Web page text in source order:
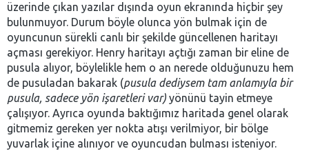
üzerinde çıkan yazılar dışında oyun ekranında hiçbir şey
bulunmuyor. Durum böyle olunca yön bulmak için de
oyuncunun sürekli canlı bir şekilde güncellenen haritayı
açması gerekiyor. Henry haritayı açtığı zaman bir eline de
pusula alıyor, böylelikle hem o an nerede olduğunuzu hem
de pusuladan bakarak (pusula dediysem tam anlamıyla bir
pusula, sadece yön işaretleri var) yönünü tayin etmeye
çalışıyor. Ayrıca oyunda baktığımız haritada genel olarak
gitmemiz gereken yer nokta atışı verilmiyor, bir bölge
yuvarlak içine alınıyor ve oyuncudan bulması isteniyor.